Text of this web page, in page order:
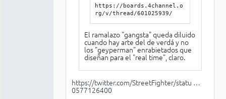
https://boards.4channel.o
rg/v/thread/601025939/
El ramalazo "gangsta" queda diluido
cuando hay arte del de verdá y no
los "geyperman" enrabietados que
diseñan para el "real time", claro.
https://twitter.com/StreetFighter/statu …
0577126400